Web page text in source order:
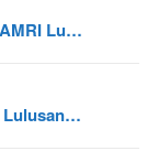
Lu…
Lulusan…